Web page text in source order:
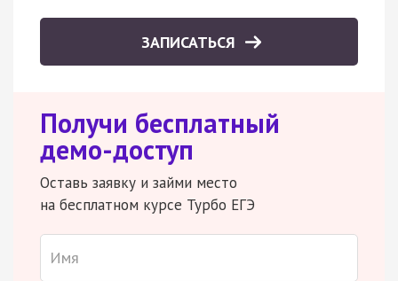
ЗАПИСАТЬСЯ
Получи бесплатный
демо-доступ
Оставь заявку и займи место
на бесплатном курсе Турбо ЕГЭ